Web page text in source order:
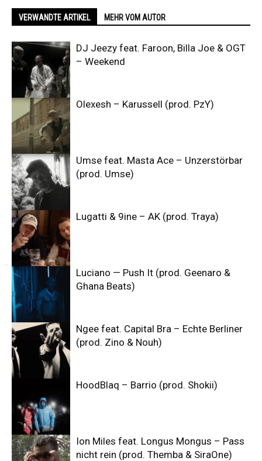
VERWANDTE ARTIKEL MEHR VOM AUTOR
DJ Jeezy feat. Faroon, Billa Joe & OGT
– Weekend
Olexesh – Karussell (prod. PzY)
Umse feat. Masta Ace – Unzerstörbar
(prod. Umse)
Lugatti & 9ine – AK (prod. Traya)
Luciano — Push It (prod. Geenaro &
Ghana Beats)
Ngee feat. Capital Bra – Echte Berliner
(prod. Zino & Nouh)
HoodBlaq – Barrio (prod. Shokii)
Ion Miles feat. Longus Mongus – Pass
nicht rein (prod. Themba & SiraOne)